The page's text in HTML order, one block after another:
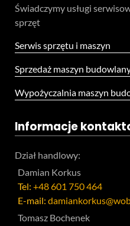
Świadczymy usługi
sprzęt
Serwis sprzętu i maszyn
Sprzedaż maszyn
Wypożyczalnia maszyn
Informacje
Dział handlowy:
Damian Korkus
Tel: +48 601 750 464
E-mail:
Tomasz Bochenek